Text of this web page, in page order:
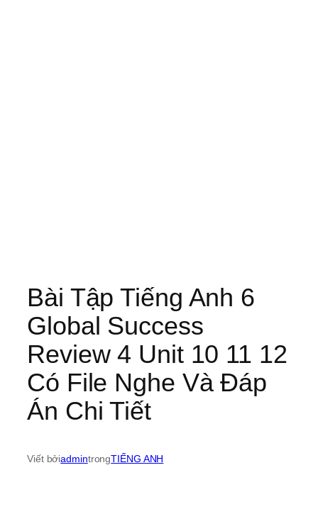
Bài Tập Tiếng Anh 6
Global Success
Review 4 Unit 10 11 12
Có File Nghe Và Đáp
Án Chi Tiết
Viết bởiadmintrongTIẾNG ANH